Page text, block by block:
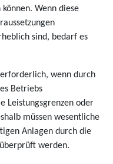
Wenn diese
sind, bedarf es
wenn durch
Betriebs
Leistungsgrenzen oder
müssen wesentliche
Anlagen durch die
werden.